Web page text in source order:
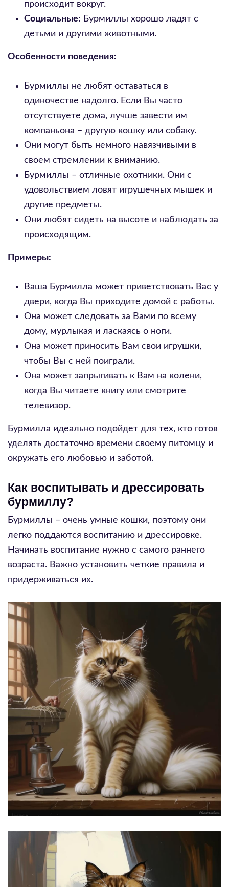
происходит вокруг.
Социальные: Бурмиллы хорошо ладят с
детьми и другими животными.
Особенности поведения:
Бурмиллы не любят оставаться в
одиночестве надолго. Если Вы часто
отсутствуете дома, лучше завести им
компаньона – другую кошку или собаку.
Они могут быть немного навязчивыми в
своем стремлении к вниманию.
Бурмиллы – отличные охотники. Они с
удовольствием ловят игрушечных мышек и
другие предметы.
Они любят сидеть на высоте и наблюдать за
происходящим.
Примеры:
Ваша Бурмилла может приветствовать Вас у
двери, когда Вы приходите домой с работы.
Она может следовать за Вами по всему
дому, мурлыкая и ласкаясь о ноги.
Она может приносить Вам свои игрушки,
чтобы Вы с ней поиграли.
Она может запрыгивать к Вам на колени,
когда Вы читаете книгу или смотрите
телевизор.
Бурмилла идеально подойдет для тех, кто готов
уделять достаточно времени своему питомцу и
окружать его любовью и заботой.
Как воспитывать и дрессировать
бурмиллу?
Бурмиллы – очень умные кошки, поэтому они
легко поддаются воспитанию и дрессировке.
Начинать воспитание нужно с самого раннего
возраста. Важно установить четкие правила и
придерживаться их.